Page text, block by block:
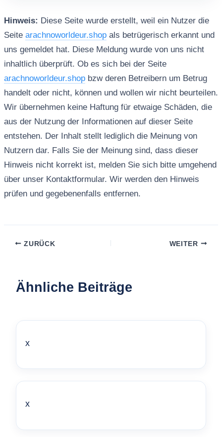
Hinweis: Diese Seite wurde erstellt, weil ein Nutzer die
Seite arachnoworldeur.shopals betrügerisch erkannt und
uns gemeldet hat. Diese Meldung wurde von uns nicht
inhaltlich überprüft. Ob es sich bei der Seite
arachnoworldeur.shopbzw deren Betreibern um Betrug
handelt oder nicht, können und wollen wir nicht beurteilen.
Wir übernehmen keine Haftung für etwaige Schäden, die
aus der Nutzung der Informationen auf dieser Seite
entstehen. Der Inhalt stellt lediglich die Meinung von
Nutzern dar. Falls Sie der Meinung sind, dass dieser
Hinweis nicht korrekt ist, melden Sie sich bitte umgehend
über unser Kontaktformular. Wir werden den Hinweis
prüfen und gegebenenfalls entfernen.
ZURÜCK WEITER
Ähnliche Beiträge
x
x